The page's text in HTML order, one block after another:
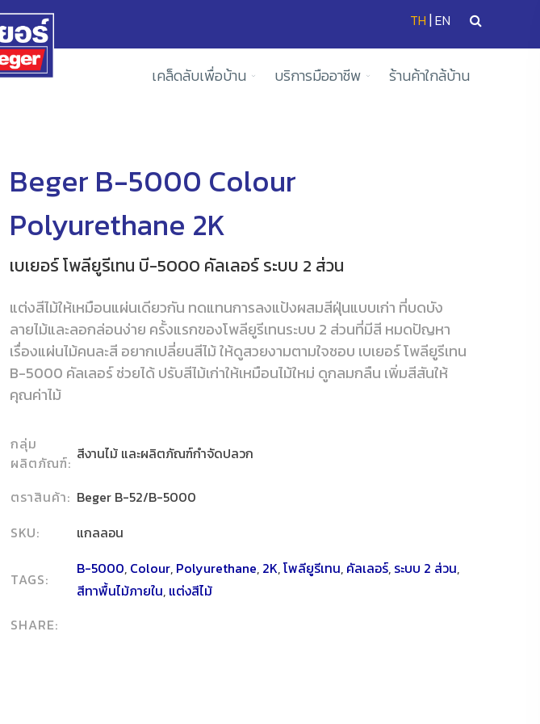
TH |EN
เคล็ดลับเพื่อบ้าน บริการมืออาชีพ ร้านค้าใกล้บ้าน
Beger B-5000 Colour
Polyurethane 2K
เบเยอร์ โพลียูรีเทน บี-5000 คัลเลอร์ ระบบ 2 ส่วน
แต่งสีไม้ให้เหมือนแผ่นเดียวกัน ทดแทนการลงแป้งผสมสีฝุ่นแบบเก่า ที่บดบัง
ลายไม้และลอกล่อนง่าย ครั้งแรกของโพลียูรีเทนระบบ 2 ส่วนที่มีสี หมดปัญหา
เรื่องแผ่นไม้คนละสี อยากเปลี่ยนสีไม้ ให้ดูสวยงามตามใจชอบ เบเยอร์ โพลียูรีเทน
B-5000 คัลเลอร์ ช่วยได้ ปรับสีไม้เก่าให้เหมือนไม้ใหม่ ดูกลมกลืน เพิ่มสีสันให้
คุณค่าไม้
กลุ่ม
ผลิตภัณฑ์: สีงานไม้ และผลิตภัณฑ์กำจัดปลวก
ตราสินค้า: Beger B-52/B-5000
SKU:
แกลลอน
TAGS:
B-5000, Colour, Polyurethane, 2K,โพลียูรีเทน, คัลเลอร์, ระบบ 2 ส่วน,
สีทาพื้นไม้ภายใน, แต่งสีไม้
SHARE: